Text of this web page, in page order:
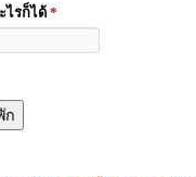
ไรก็ได้ *